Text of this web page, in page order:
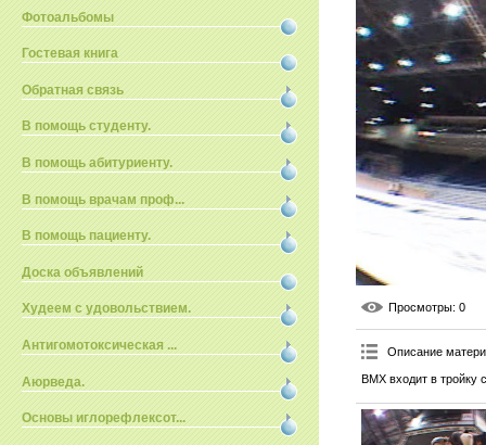
Фотоальбомы
Гостевая книга
Обратная связь
В помощь студенту.
В помощь абитуриенту.
В помощь врачам проф...
В помощь пациенту.
Доска объявлений
Худеем с удовольствием.
Антигомотоксическая ...
Аюрведа.
Основы иглорефлексот...
Просмотры: 0
Описание
BMX входит в